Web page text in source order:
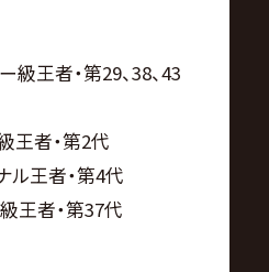
級王者・第29、38、43
王者・第2代
ル王者・第4代
王者・第37代